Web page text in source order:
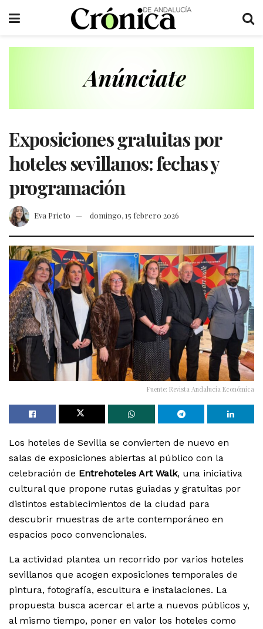
Exposiciones gratuitas por
hoteles sevillanos: fechas y
programación
Eva Prieto domingo, 15 febrero 2026
Fuente: Revista Andalucía Económica
Los hoteles de Sevilla se convierten de nuevo en
salas de exposiciones abiertas al público con la
celebración de Entrehoteles Art Walk, una iniciativa
cultural que propone rutas guiadas y gratuitas por
distintos establecimientos de la ciudad para
descubrir muestras de arte contemporáneo en
espacios poco convencionales.
La actividad plantea un recorrido por varios hoteles
sevillanos que acogen exposiciones temporales de
pintura, fotografía, escultura e instalaciones. La
propuesta busca acercar el arte a nuevos públicos y,
al mismo tiempo, poner en valor los hoteles como